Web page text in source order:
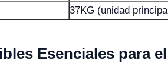
37KG (unidad
Esenciales para